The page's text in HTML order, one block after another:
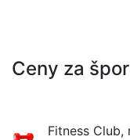
Ceny za
Fitness